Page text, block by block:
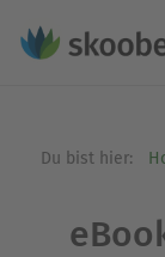
Du bist hier: